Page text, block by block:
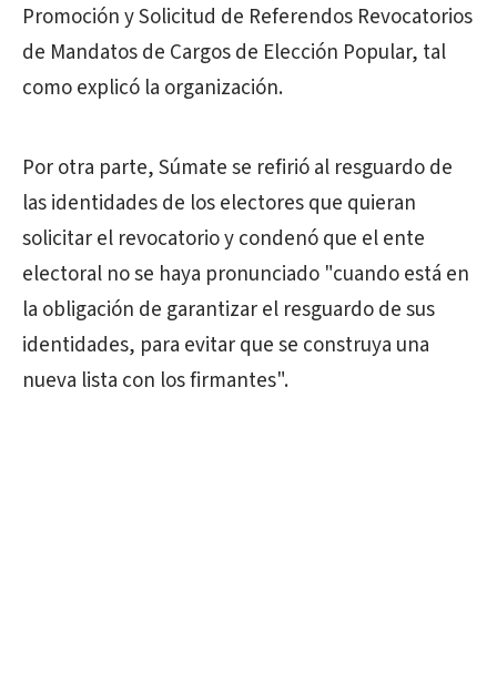
Promoción y Solicitud de Referendos Revocatorios
de Mandatos de Cargos de Elección Popular, tal
como explicó la organización.
Por otra parte, Súmate se refirió al resguardo de
las identidades de los electores que quieran
solicitar el revocatorio y condenó que el ente
electoral no se haya pronunciado "cuando está en
la obligación de garantizar el resguardo de sus
identidades, para evitar que se construya una
nueva lista con los firmantes".